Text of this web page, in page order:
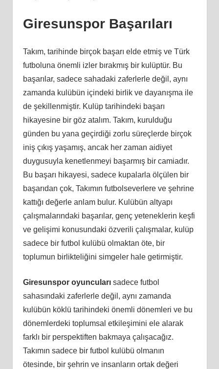
Giresunspor Başarıları
Takım, tarihinde birçok başarı elde etmiş ve Türk
futboluna önemli izler bırakmış bir kulüptür. Bu
başarılar, sadece sahadaki zaferlerle değil, aynı
zamanda kulübün içindeki birlik ve dayanışma ile
de şekillenmiştir. Kulüp tarihindeki başarı
hikayesine bir göz atalım. Takım, kurulduğu
günden bu yana geçirdiği zorlu süreçlerde birçok
iniş çıkış yaşamış, ancak her zaman aidiyet
duygusuyla kenetlenmeyi başarmış bir camiadır.
Bu başarı hikayesi, sadece kupalarla ölçülen bir
başarıdan çok, Takımın futbolseverlere ve şehrine
kattığı değerle anlam bulur. Kulübün altyapı
çalışmalarındaki başarılar, genç yeteneklerin keşfi
ve gelişimi konusundaki özverili çalışmalar, kulüp
sadece bir futbol kulübü olmaktan öte, bir
toplumun birlikteliğini simgeler hale getirmiştir.
Giresunspor oyuncularısadece futbol
sahasındaki zaferlerle değil, aynı zamanda
kulübün köklü tarihindeki önemli dönemleri ve bu
dönemlerdeki toplumsal etkileşimini ele alarak
farklı bir perspektiften bakmaya çalışacağız.
Takımın sadece bir futbol kulübü olmanın
ötesinde, bir şehrin ve insanların ortak değeri